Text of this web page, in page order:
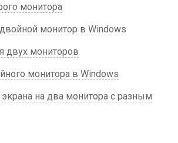
монитора
монитор в Windows
двух мониторов
монитора в Windows
на два монитора с разным